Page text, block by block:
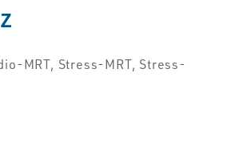
MRT, Stress-MRT, Stress-